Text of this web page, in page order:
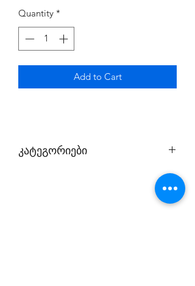
Quantity *
Add to Cart
კატეგორიები